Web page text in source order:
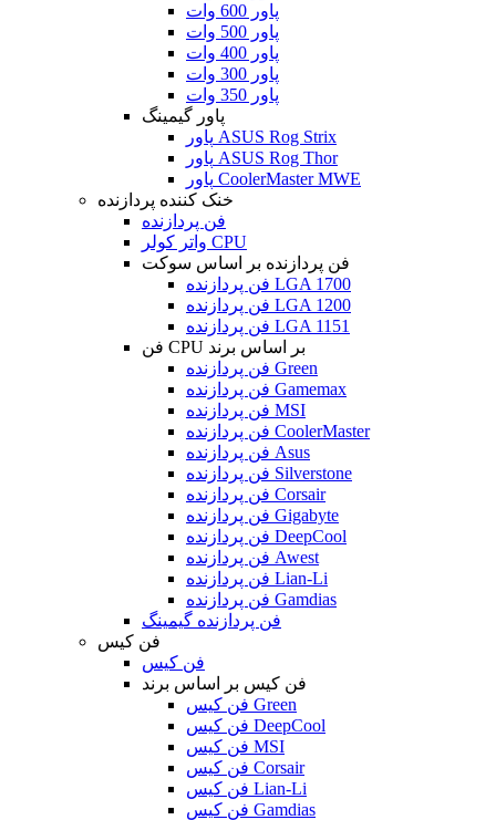
پاور 600 وات
پاور 500 وات
پاور 400 وات
پاور 300 وات
پاور 350 وات
پاور گیمینگ
پاور ASUS Rog Strix
پاور ASUS Rog Thor
پاور CoolerMaster MWE
خنک کننده پردازنده
فن پردازنده
واتر کولر CPU
فن پردازنده بر اساس سوکت
فن پردازنده LGA 1700
فن پردازنده LGA 1200
فن پردازنده LGA 1151
فن CPU بر اساس برند
فن پردازنده Green
فن پردازنده Gamemax
فن پردازنده MSI
فن پردازنده CoolerMaster
فن پردازنده Asus
فن پردازنده Silverstone
فن پردازنده Corsair
فن پردازنده Gigabyte
فن پردازنده DeepCool
فن پردازنده Awest
فن پردازنده Lian-Li
فن پردازنده Gamdias
فن پردازنده گیمینگ
فن کیس
فن کیس
فن کیس بر اساس برند
فن کیس Green
فن کیس DeepCool
فن کیس MSI
فن کیس Corsair
فن کیس Lian-Li
فن کیس Gamdias